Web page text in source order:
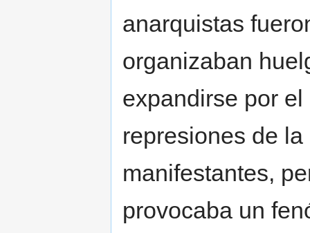
anarquistas
organizaban
expandirse por
represiones de
manifestantes,
provocaba un